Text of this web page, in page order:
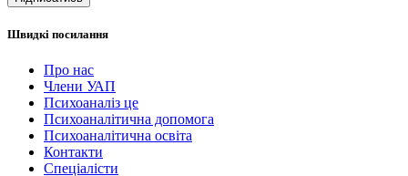
Швидкі посилання
Про нас
Члени УАП
Психоаналіз це
Психоаналітична допомога
Психоаналітична освіта
Контакти
Спеціалісти